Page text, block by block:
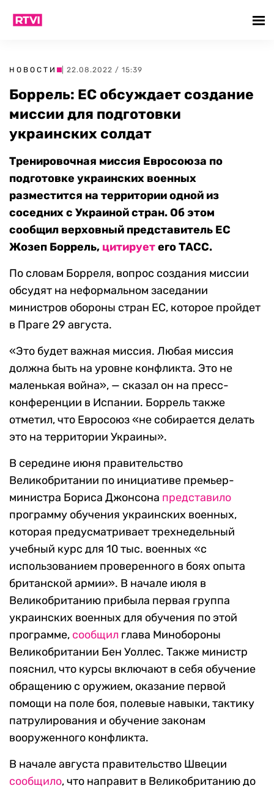
НОВОСТИ | 22.08.2022 / 15:39
Боррель: ЕС обсуждает создание
миссии для подготовки
украинских солдат
Тренировочная миссия Евросоюза по
подготовке украинских военных
разместится на территории одной из
соседних с Украиной стран. Об этом
сообщил верховный представитель ЕС
Жозеп Боррель, цитируетего ТАСС.
По словам Борреля, вопрос создания миссии
обсудят на неформальном заседании
министров обороны стран ЕС, которое пройдет
в Праге 29 августа.
«Это будет важная миссия. Любая миссия
должна быть на уровне конфликта. Это не
маленькая война», — сказал он на пресс-
конференции в Испании. Боррель также
отметил, что Евросоюз «не собирается делать
это на территории Украины».
В середине июня правительство
Великобритании по инициативе премьер-
министра Бориса Джонсона представило
программу обучения украинских военных,
которая предусматривает трехнедельный
учебный курс для 10 тыс. военных «с
использованием проверенного в боях опыта
британской армии». В начале июля в
Великобританию прибыла первая группа
украинских военных для обучения по этой
программе, сообщил глава Минобороны
Великобритании Бен Уоллес. Также министр
пояснил, что курсы включают в себя обучение
обращению с оружием, оказание первой
помощи на поле боя, полевые навыки, тактику
патрулирования и обучение законам
вооруженного конфликта.
В начале августа правительство Швеции
сообщило, что направит в Великобританию до